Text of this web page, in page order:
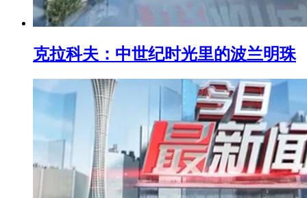
克拉科夫：中世纪时光里的波兰明珠